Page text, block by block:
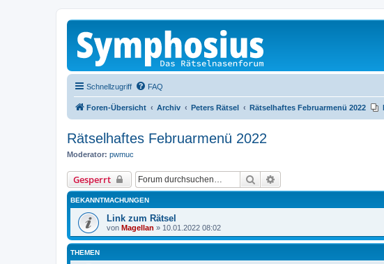
Schnellzugriff FAQ
Foren-Übersicht Archiv Peters Rätsel Rätselhaftes Februarmenü 2022
Rätselhaftes Februarmenü 2022
Moderator: pwmuc
Gesperrt Suche
BEKANNTMACHUNGEN
Link zum Rätsel
von Magellan » 10.01.2022 08:02
THEMEN